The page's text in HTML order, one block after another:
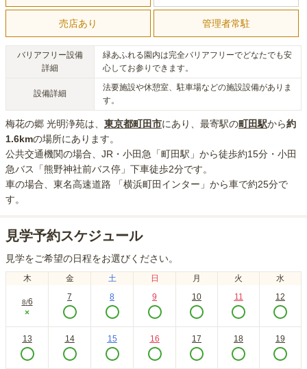
売店あり 管理者常駐
バリアフリー設備
詳細
緑あふれる園内は完全バリアフリーでどなたでも安
心してお参りできます。
設備詳細
法要施設や休憩室、駐車場などの施設設備がありま
す。
梅花の郷 光明浄苑は、 東京都町田市にあり 、最寄駅の町田駅から約
1.6kmの場所にあり ます。
公共交通機関の場合、JR・小田急「町田駅」から徒歩約15分・小田
急バス「熊野神社前バス停」下車徒歩2分です。
車の場合、東名高速道路 「横浜町田インター」から車で約25分で
す。
見学予約スケジュール
見学をご希望の日程をお選びください。
木 金 土 日 月 火 水
8/6
×
7 8 9 10 11 12
13 14 15 16 17 18 19